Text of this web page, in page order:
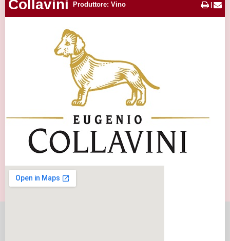
Collavini Produttore: Vino |